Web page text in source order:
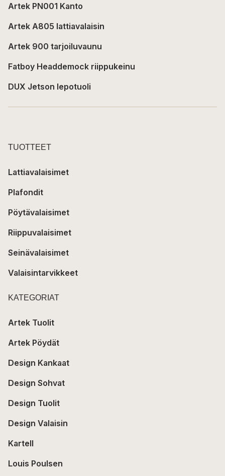
Artek PN001 Kanto
Artek A805 lattiavalaisin
Artek 900 tarjoiluvaunu
Fatboy Headdemock riippukeinu
DUX Jetson lepotuoli
TUOTTEET
Lattiavalaisimet
Plafondit
Pöytävalaisimet
Riippuvalaisimet
Seinävalaisimet
Valaisintarvikkeet
KATEGORIAT
Artek Tuolit
Artek Pöydät
Design Kankaat
Design Sohvat
Design Tuolit
Design Valaisin
Kartell
Louis Poulsen